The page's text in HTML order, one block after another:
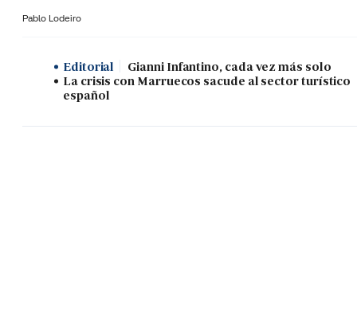
Pablo Lodeiro
Editorial
Gianni Infantino, cada vez más solo
La crisis con Marruecos sacude al sector turístico
español